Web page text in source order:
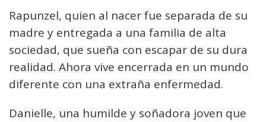
Rapunzel, quien al nacer fue separada de su
madre y entregada a una familia de alta
sociedad, que sueña con escapar de su dura
realidad. Ahora vive encerrada en un mundo
diferente con una extraña enfermedad.
Danielle, una humilde y soñadora joven que